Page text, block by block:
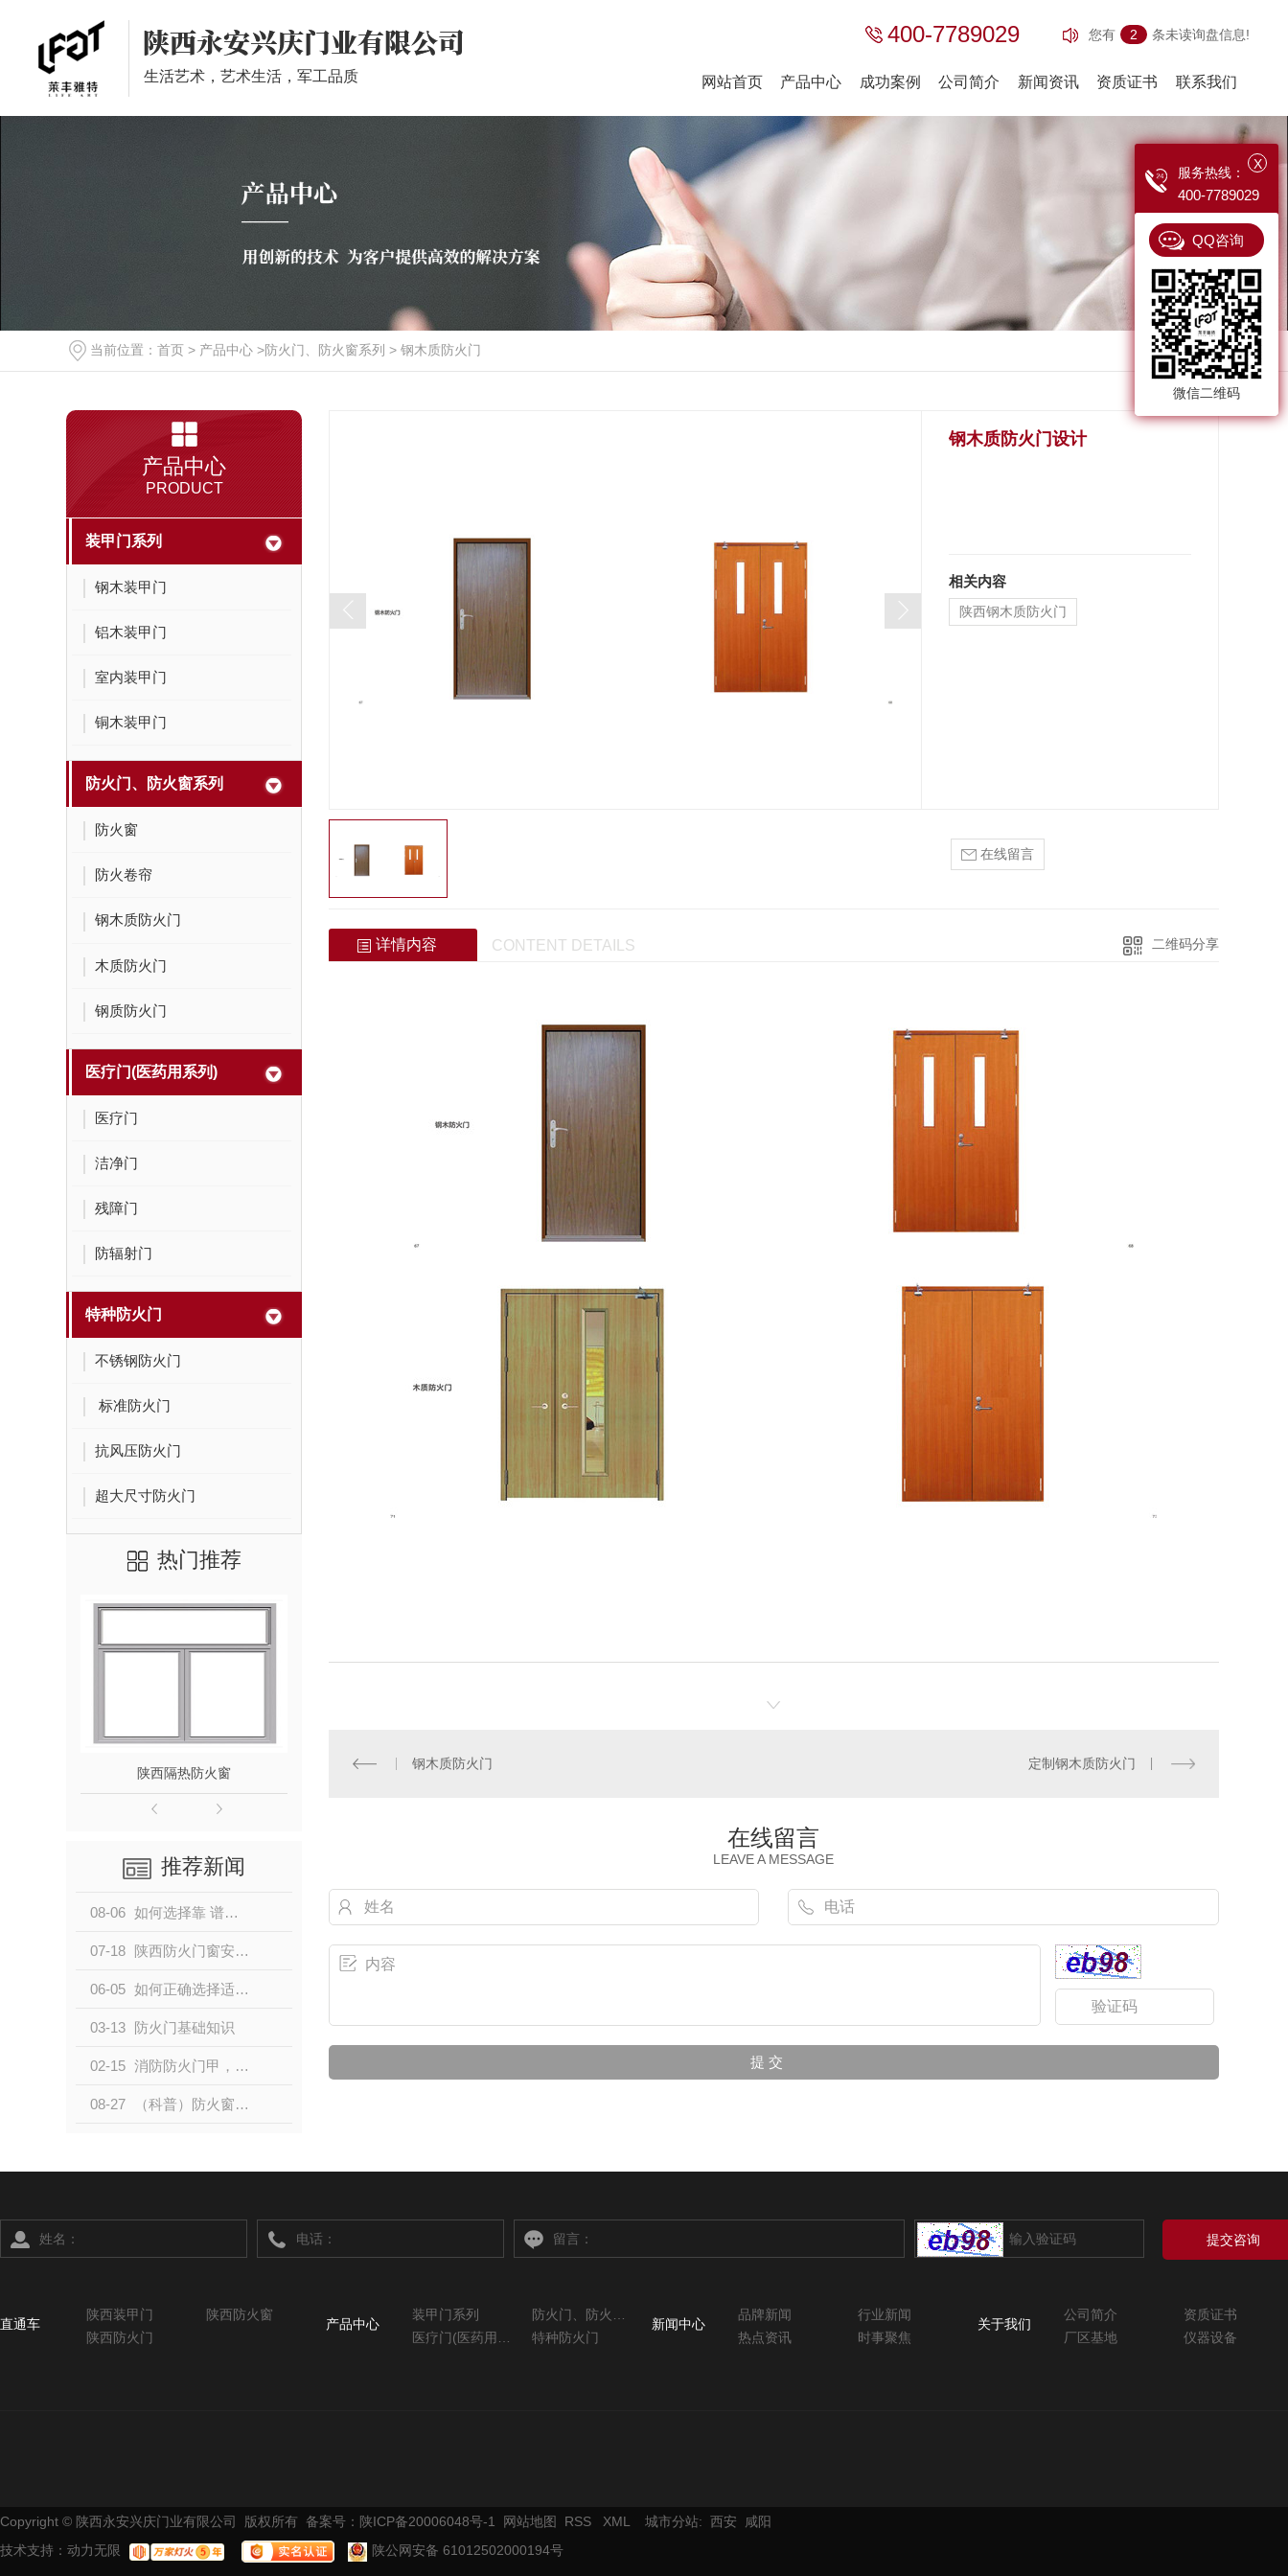
生活艺术，艺术生活，军工品质
您有 2 条未读询盘信息!
400-7789029
网站首页 产品中心
钢木装甲门
室内装甲门
铜木装甲门
防火门、防火窗系列 医疗门(医药用系列) 特种防火门
不锈钢防火门
标准防火门
抗风压防火门
成功案例 公司简介 新闻资讯
行业新闻
热点资讯 时事聚焦
其他
资质证书 联系我们
当前位置： 首页 > 产品中心 >防火门、防火窗系列 > 钢木质防火门 返回
产品中心
PRODUCT
装甲门系列
钢木装甲门
铝木装甲门
室内装甲门
铜木装甲门
防火门、防火窗系列
防火窗
防火卷帘
钢木质防火门
木质防火门
钢质防火门
医疗门(医药用系列)
医疗门
洁净门
残障门
防辐射门
特种防火门
不锈钢防火门
标准防火门
抗风压防火门
超大尺寸防火门
热门推荐
陕西隔热防火窗 陕西钢木质防火门
推荐新闻
08-06 如何选择靠 谱的防火门？
07-18 陕西防火门窗安装你了解多少？
06-05 如何正确选择适合的防火门窗安装方式？
03-13 防火门基础知识
02-15 消防防火门甲，乙，丙，丁级如何区别？
08-27 （科普）防火窗的相关知识介绍
钢木质防火门设计
相关内容
陕西钢木质防火门
在线留言
详情内容 CONTENT DETAILS 二维码分享
钢木质防火门 定制钢木质防火门
在线留言
LEAVE A MESSAGE
提交咨询
直通车
陕西装甲门
陕西防火窗
陕西防火门
产品中心
装甲门系列
防火门、防火窗系列
医疗门(医药用系列)
特种防火门
新闻中心
品牌新闻
行业新闻
热点资讯
时事聚焦
关于我们
公司简介
资质证书
厂区基地
仪器设备
Copyright © 陕西永安兴庆门业有限公司 版权所有 备案号： 陕ICP备20006048号-1 网站地图 RSS XML 城市分站: 西安
咸阳
技术支持： 动力无限 陕公网安备 61012502000194号
X
服务热线：
400-7789029
QQ咨询
微信二维码